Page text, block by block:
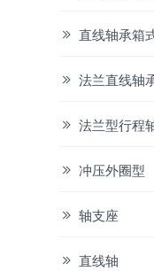
直线轴承箱
法兰直线轴
法兰型行程
冲压外圈型
轴支座
直线轴